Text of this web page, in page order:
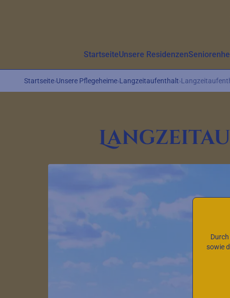
StartseiteUnsere Residenzen
Startseite›Unsere Pflegeheime›Langzeitaufenthalt›
sowie